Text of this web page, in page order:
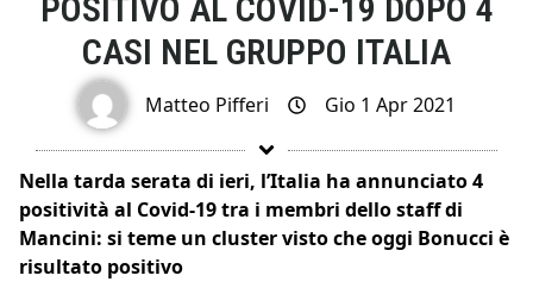
POSITIVO AL COVID-19 DOPO 4
CASI NEL GRUPPO ITALIA
Matteo Pifferi Gio 1 Apr 2021
Nella tarda serata di ieri, l’Italia ha annunciato 4
positività al Covid-19 tra i membri dello staff di
Mancini: si teme un cluster visto che oggi Bonucci è
risultato positivo